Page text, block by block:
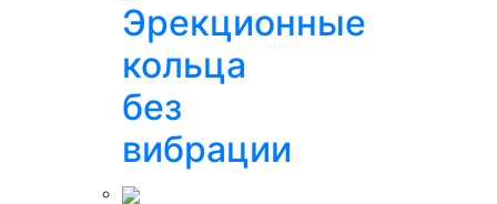
Эрекционные
кольца
без
вибрации